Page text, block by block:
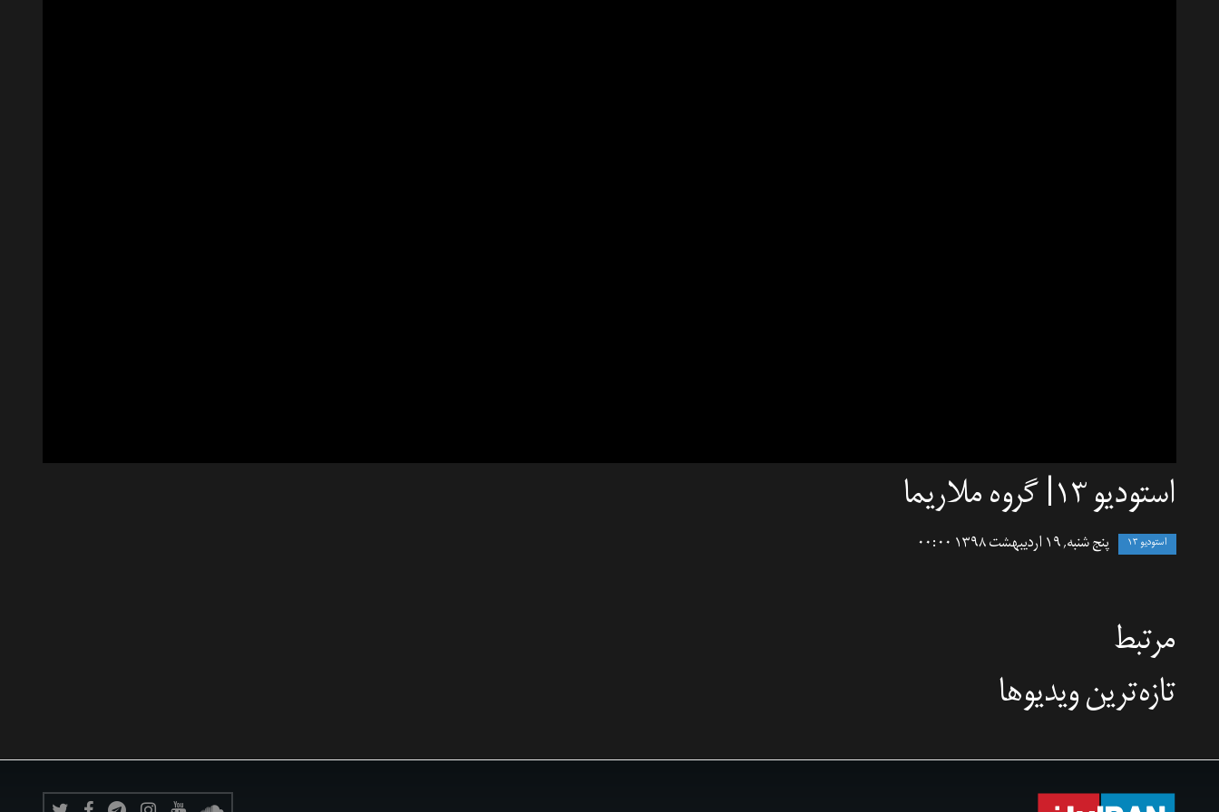
استودیو ۱۳| گروه ملاریما
استودیو ۱۳ پنج شنبه, ۱۹ اردیبهشت ۱۳۹۸ ۰۰:۰۰
مرتبط
تازه‌‌ترین ویدیوها